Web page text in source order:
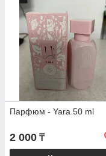
Парфюм - Yara 50 ml
2 000 ₸